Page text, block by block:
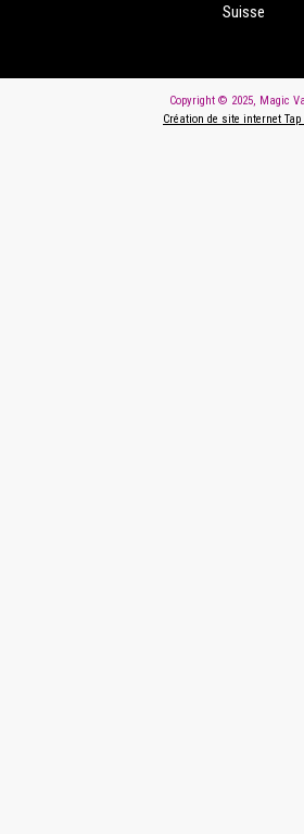
Suisse
Copyright © 2025, Magic
Création de site internet Tap